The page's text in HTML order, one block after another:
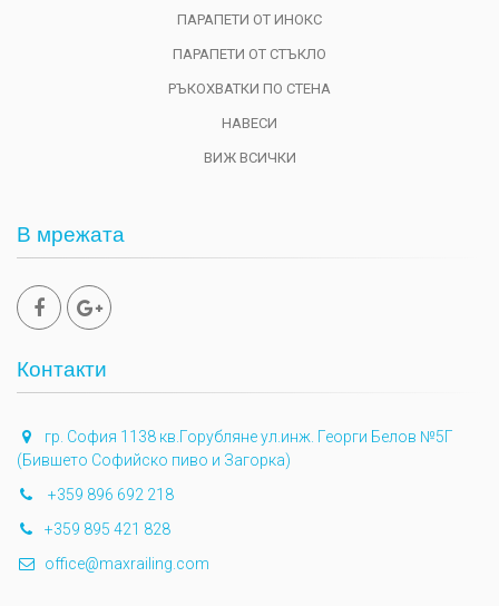
ПАРАПЕТИ ОТ ИНОКС
ПАРАПЕТИ ОТ СТЪКЛО
РЪКОХВАТКИ ПО СТЕНА
НАВЕСИ
ВИЖ ВСИЧКИ
В мрежата
Контакти
гр. София 1138 кв.Горубляне ул.инж. Георги Белов №5Г
(Бившето Софийско пиво и Загорка)
+359 896 692 218
+359 895 421 828
office@maxrailing.com